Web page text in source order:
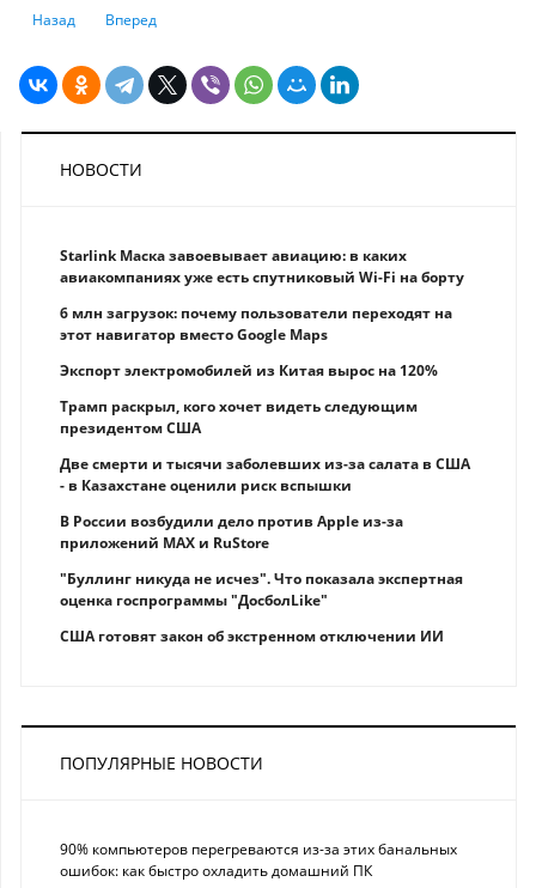
Предыдущий: Банкир, предсказавший ипотечный кризис в
Назад Следующий: Бесплатные деньги и эксплуатация
Вперед
НОВОСТИ
Starlink Маска завоевывает авиацию: в каких
авиакомпаниях уже есть спутниковый Wi-Fi на борту
6 млн загрузок: почему пользователи переходят на
этот навигатор вместо Google Maps
Экспорт электромобилей из Китая вырос на 120%
Трамп раскрыл, кого хочет видеть следующим
президентом США
Две смерти и тысячи заболевших из-за салата в США
- в Казахстане оценили риск вспышки
В России возбудили дело против Apple из-за
приложений MAX и RuStore
"Буллинг никуда не исчез". Что показала экспертная
оценка госпрограммы "ДосболLike"
США готовят закон об экстренном отключении ИИ
ПОПУЛЯРНЫЕ НОВОСТИ
90% компьютеров перегреваются из-за этих банальных
ошибок: как быстро охладить домашний ПК